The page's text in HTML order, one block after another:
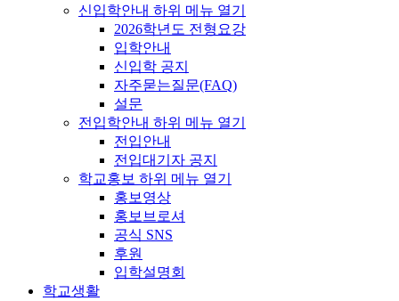
신입학안내 하위 메뉴 열기
2026학년도 전형요강
입학안내
신입학 공지
자주묻는질문(FAQ)
설문
전입학안내 하위 메뉴 열기
전입안내
전입대기자 공지
학교홍보 하위 메뉴 열기
홍보영상
홍보브로셔
공식 SNS
후원
입학설명회
학교생활